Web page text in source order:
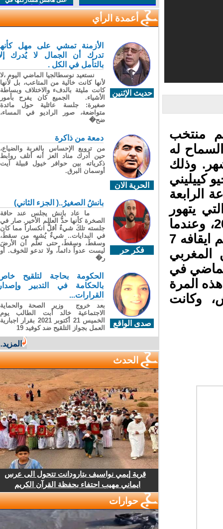
منتخب
السماح له
وذلك
كييليني
الرابعة
التي يتهور
فيها سواريز ويقوم بعض منافسيه، ففي عام 2010، وعندما
كان يدافع عن الوان اياكس امستردام الهولندي، تم ايقافه 7
في
المرة
وكانت
مهرجان افران
أعمدة الرأي
حديث الإثنين
الأزمنة تمشي على مهل كأنها
تدرك أن الجمال لا يُدرك إلا
بالتأمل في الكل .
نستعيد نوسطالجيا الماضي اليوم ،لا
لأنها كانت خالية من المتاعب، بل لأنها
كانت مليئة بالدفء والاختلاف وبساطة
الأشياء. الجميع كان يفرح بأمور
صغيرة: جلسة عائلية حول مائدة
متواضعة، صور الراديو في المساء،
ضح�
الحرية الان
دمعة من ذاكرة
من ترويع الإحساس بالغربة والضياع،
حين أدرك مناد العز أنه أتلف روابط
ذكرياته بين حوافر خيول قبيلة آيت
أوسمان البرق.
فكر حر
بانشُ الصغيرُ..( الجزء الثاني)
ما عاد بانش يجلس عند حافة
الصخرة كأنها حدُّ العالم الأخير. صار في
جلسته تلكَ شيءٌ أقلُّ انكساراً مما كان
في البدايات.. شيءٌ يُشبِه من سقطَ،
وسقطَ، وسقطَ، حتى تعلّم أن الأرضَ
ليست عدواً دائماً، ولا تدعو للخوف. أو
ر�
صدى الواقع
الحكومة بحاجة لتلقيح خاص
بالحكامة في التدبير وإصدار
القرارات...
بعد خروج وزير الصحة والحماية
الاجتماعية خالد أبت الطالب يوم
الخميس 21 أكتوبر 2021 بقرار اجبارية
العمل بجواز التلقيح ضد كوفيد 19
المزيد...
الحدث
قرية إيمي نواسيف بتارودانت تتحول الى عرس
ايماني مهيب احتفاء بحفظة القرآن الكريم
حوارات